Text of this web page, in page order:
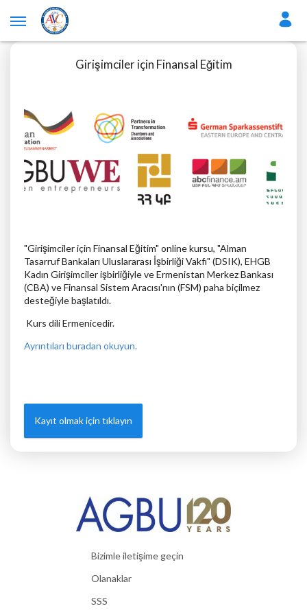
Girişimciler için Finansal Eğitim
"Girişimciler için Finansal Eğitim" onlinekursu, "Alman
Tasarruf Bankaları Uluslararası İşbirliği Vakfı" (DSIK), EHGB
Kadın Girişimciler işbirliğiyle ve Ermenistan Merkez Bankası
(CBA) ve Finansal Sistem Aracısı'nın (FSM) paha biçilmez
desteğiyle başlatıldı.
Kurs dili Ermenicedir.
Ayrıntıları buradan okuyun.
Kayıt olmak için tıklayın
Bizimle iletişime geçin
Olanaklar
SSS